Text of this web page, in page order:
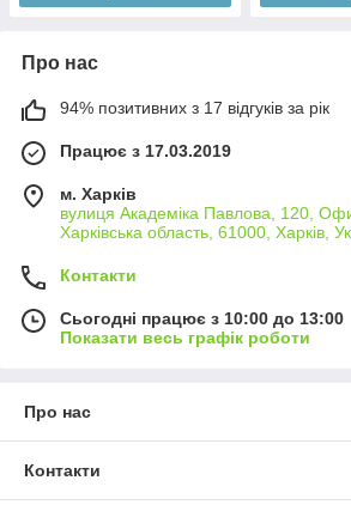
Про нас
94% позитивних з 17 відгуків за рік
Працює з 17.03.2019
м. Харків
вулиця Академіка Павлова, 120,
Харківська область, 61000, Харків,
Контакти
Сьогодні працює з 10:00 до 13:00
Показати весь графік роботи
Про нас
Контакти